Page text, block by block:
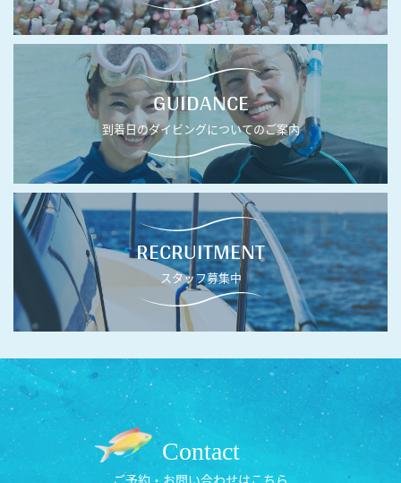
GUIDANCE
到着日のダイビングについてのご案内
RECRUITMENT
スタッフ募集中
Contact
ご予約・お問い合わせはこちら